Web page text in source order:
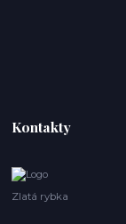
Kontakty
Zlatá rybka